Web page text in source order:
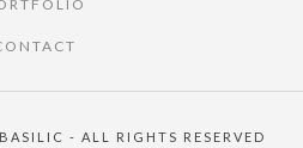
- ALL RIGHTS RESERVED